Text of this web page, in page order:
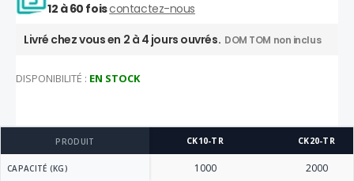
12 à 60 foiscontactez-nous
Livré chez vous en 2 à 4 jours ouvrés. DOM TOM non inclus
DISPONIBILITÉ : EN STOCK
PRODUIT CK10-TR CK20-TR
CAPACITÉ (KG) 1000 2000